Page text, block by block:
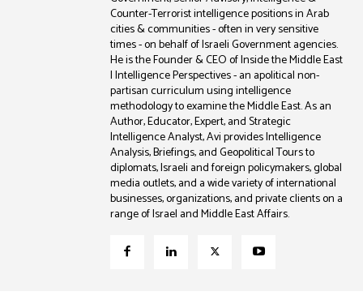
Counter-Terrorist intelligence positions in Arab
cities & communities - often in very sensitive
times - on behalf of Israeli Government agencies.
He is the Founder & CEO of Inside the Middle East
| Intelligence Perspectives - an apolitical non-
partisan curriculum using intelligence
methodology to examine the Middle East. As an
Author, Educator, Expert, and Strategic
Intelligence Analyst, Avi provides Intelligence
Analysis, Briefings, and Geopolitical Tours to
diplomats, Israeli and foreign policymakers, global
media outlets, and a wide variety of international
businesses, organizations, and private clients on a
range of Israel and Middle East Affairs.